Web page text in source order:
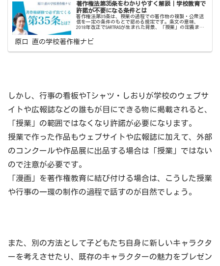
著作権法第35条をわかりやすく解説｜学校教育で
許諾が不要になる条件とは
著作権法第35条は、授業の過程での著作物の複製・公衆送
信を一定の条件のもとで認める規定です。条文の意味、
2018年改正でSARTRASが生まれた背景、「授業」の定義ま
原口 直の学校著作権ナビ
しかし、行事の看板やTシャツ・しおりが学校のウェブサ
イトや広報誌などの誰もが目にできる物に掲載されると、
「授業」の範囲ではなくなり許諾が必要になります。
授業で作った作品もウェブサイトや広報誌に加えて、外部
のコンクールや作品展に出品する場合は「授業」ではない
ので注意が必要です。
「漫画」を著作権教育に結び付ける場合は、こうした授業
や行事の一環の制作の過程で話すのが自然でしょう。
また、別の方法として子どもたち自身に新しいキャラクタ
ーを考えさせたり、既存のキャラクターの魅力をプレゼン